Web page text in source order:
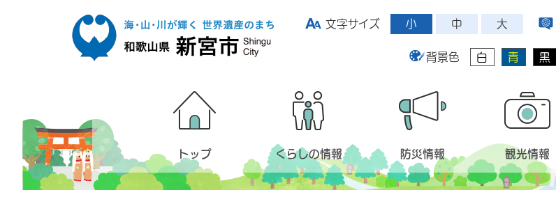
文字サイズ
小 中 大
背景色 白 青 黒
トップ くらしの情報 防災情報 観光情報